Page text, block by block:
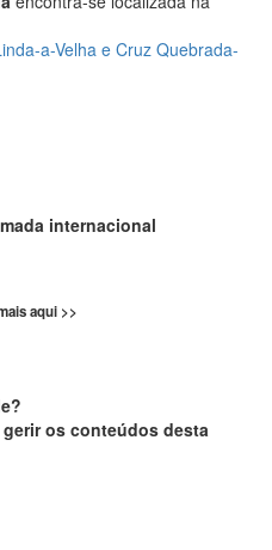
a-Velha e Cruz Quebrada-
internacional
aqui >>
os conteúdos desta